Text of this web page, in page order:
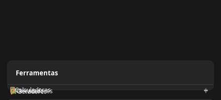
Ferramentas
Geradores
Orientadores
Calculadoras